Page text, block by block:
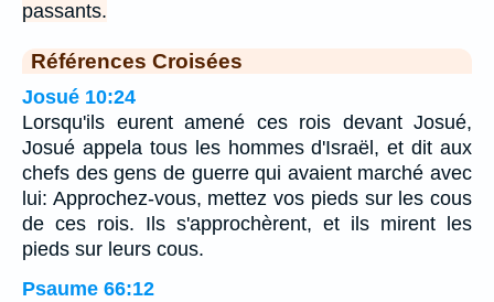
passants.
Références Croisées
Josué 10:24
Lorsqu'ils eurent amené ces rois devant Josué,
Josué appela tous les hommes d'Israël, et dit aux
chefs des gens de guerre qui avaient marché avec
lui: Approchez-vous, mettez vos pieds sur les cous
de ces rois. Ils s'approchèrent, et ils mirent les
pieds sur leurs cous.
Psaume 66:12